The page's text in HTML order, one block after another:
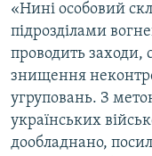
Усі сайти RFE/RL
«Нині особовий
підрозділами
проводить заходи,
знищення
угруповань. З
українських
дообладнано,